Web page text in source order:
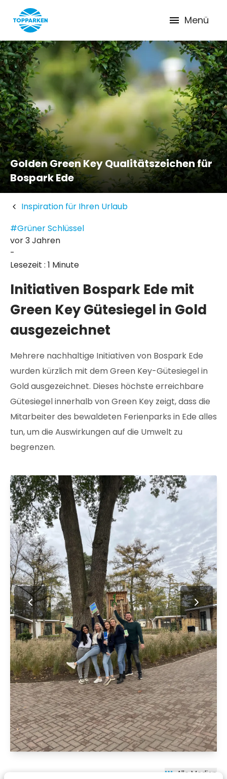
Menü
Golden Green Key Qualitätszeichen für
Bospark Ede
Inspiration für Ihren Urlaub
#Grüner Schlüssel
vor 3 Jahren
-
Lesezeit : 1 Minute
Initiativen Bospark Ede mit
Green Key Gütesiegel in Gold
ausgezeichnet
Mehrere nachhaltige Initiativen von Bospark Ede
wurden kürzlich mit dem Green Key-Gütesiegel in
Gold ausgezeichnet. Dieses höchste erreichbare
Gütesiegel innerhalb von Green Key zeigt, dass die
Mitarbeiter des bewaldeten Ferienparks in Ede alles
tun, um die Auswirkungen auf die Umwelt zu
begrenzen.
Alle Medien